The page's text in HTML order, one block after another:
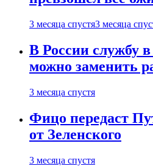
3 месяца спустя3 месяца
В России службу
можно заменить
3 месяца спустя
Фицо передаст
от Зеленского
3 месяца спустя